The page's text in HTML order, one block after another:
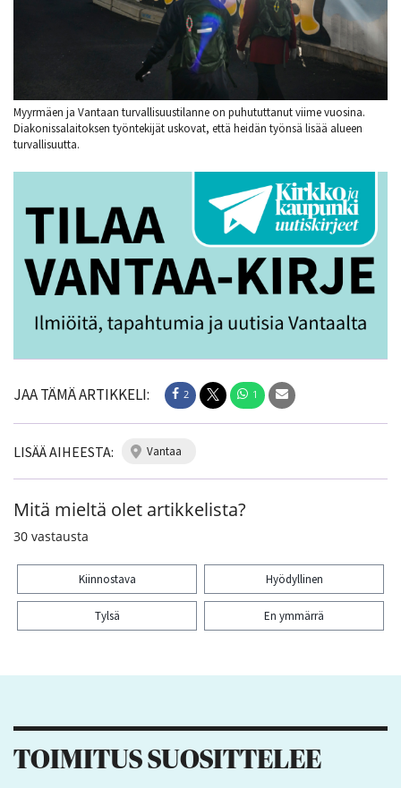
Myyrmäen ja Vantaan turvallisuustilanne on puhututtanut viime vuosina.
Diakonissalaitoksen työntekijät uskovat, että heidän työnsä lisää alueen
turvallisuutta.
JAA TÄMÄ ARTIKKELI: 2 1
LISÄÄ AIHEESTA: vantaa
Mitä mieltä olet artikkelista?
30 vastausta
Kiinnostava Hyödyllinen
Tylsä En ymmärrä
TOIMITUS SUOSITTELEE